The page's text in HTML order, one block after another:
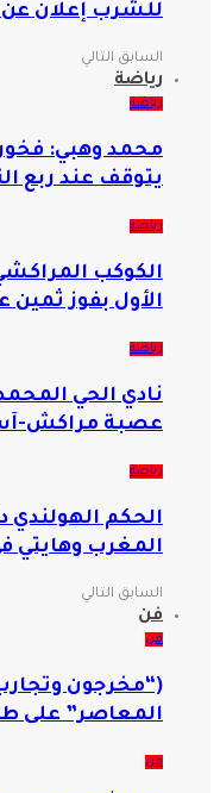
للشرب إعلان عن
السابق التالي
رياضة
رياضة
محمد وهبي:
يتوقف عند ربع
رياضة
الكوكب
الأول بفوز ثمين
رياضة
نادي الحي
عصبة مراكش-
رياضة
الحكم الهولندي
المغرب وهايتي في
السابق التالي
فن
فن
(“مخرجون
المعاصر” على
فن